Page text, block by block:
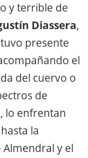
y terrible de
Diassera,
presente
el
del cuervo o
de
lo enfrentan
la
Almendral y el